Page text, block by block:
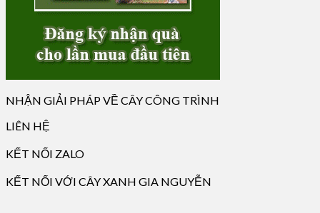
NHẬN GIẢI PHÁP VỀ CÂY CÔNG TRÌNH
LIÊN HỆ
KẾT NỐI ZALO
KẾT NỐI VỚI CÂY XANH GIA NGUYỄN